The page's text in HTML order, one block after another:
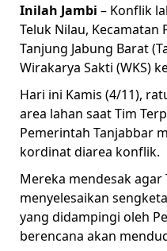
Inilah Jambi – Konflik
Teluk Nilau, Kecamatan
Tanjung Jabung Barat
Wirakarya Sakti (WKS)
Hari ini Kamis (4/11),
area lahan saat Tim
Pemerintah Tanjabbar
kordinat diarea konflik.
Mereka mendesak agar
menyelesaikan
yang didampingi oleh
berencana akan